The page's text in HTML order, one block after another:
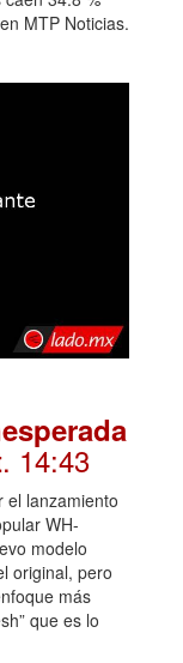
MTP Noticias.
. 14:43
el lanzamiento
WH-
modelo
original, pero
más
que es lo